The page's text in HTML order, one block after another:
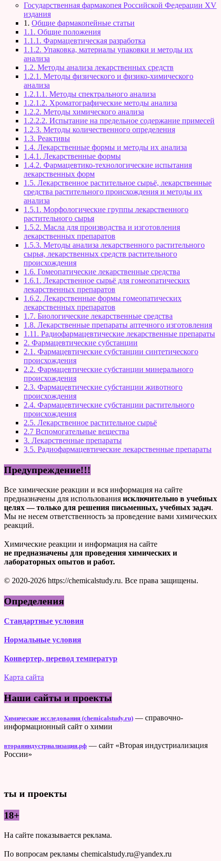
Государственная фармакопея Российской Федерации XV
издания
1. Общие фармакопейные статьи
1.1. Общие положения
1.1.1. Фармацевтическая разработка
1.1.2. Упаковка, материалы упаковки и методы их
анализа
1.2. Методы анализа лекарственных средств
1.2.1. Методы физического и физико-химического
анализа
1.2.1.1. Методы спектрального анализа
1.2.1.2. Хроматографические методы анализа
1.2.2. Методы химического анализа
1.2.2.2. Испытание на предельное содержание примесей
1.2.3. Методы количественного определения
1.3. Реактивы
1.4. Лекарственные формы и методы их анализа
1.4.1. Лекарственные формы
1.4.2. Фармацевтико-технологические испытания
лекарственных форм
1.5. Лекарственное растительное сырьё, лекарственные
средства растительного происхождения и методы их
анализа
1.5.1. Морфологические группы лекарственного
растительного сырья
1.5.2. Масла для производства и изготовления
лекарственных препаратов
1.5.3. Методы анализа лекарственного растительного
сырья, лекарственных средств растительного
происхождения
1.6. Гомеопатические лекарственные средства
1.6.1. Лекарственное сырьё для гомеопатических
лекарственных препаратов
1.6.2. Лекарственные формы гомеопатических
лекарственных препаратов
1.7. Биологические лекарственные средства
1.8. Лекарственные препараты аптечного изготовления
1.11. Радиофармацевтические лекарственные препараты
2. Фармацевтические субстанции
2.1. Фармацевтические субстанции синтетического
происхождения
2.2. Фармацевтические субстанции минерального
происхождения
2.3. Фармацевтические субстанции животного
происхождения
2.4. Фармацевтические субстанции растительного
происхождения
2.5. Лекарственное растительное сырьё
2.7 Вспомогательные вещества
3. Лекарственные препараты
3.5. Радиофармацевтические лекарственные препараты
Предупреждение!!!
Все химические реакции и вся информация на сайте
предназначены для использования исключительно в учебных
целях — только для решения письменных, учебных задач.
Мы не несем ответственность за проведение вами химических
реакций.
Химические реакции и информация на сайте
не предназначены для проведения химических и
лабораторных опытов и работ.
© 2020-2026 https://chemicalstudy.ru. Все права защищены.
Определения
Стандартные условия
Нормальные условия
Конвертер, перевод температур
Карта сайта
Наши сайты и проекты
Химические исследования (chemicalstudy.ru) — справочно-
информационный сайт о химии
втораяиндустриализация.рф — сайт «Вторая индустриализация
России»
ты и проекты
18+
На сайте показывается реклама.
По вопросам рекламы chemicalstudy.ru@yandex.ru